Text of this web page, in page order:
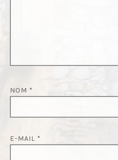
NOM *
E-MAIL *